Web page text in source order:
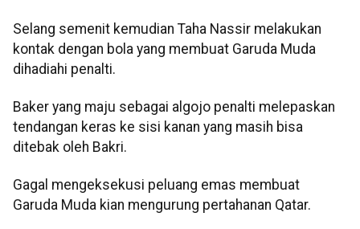
Selang semenit kemudian Taha Nassir melakukan
kontak dengan bola yang membuat Garuda Muda
dihadiahi penalti.
Baker yang maju sebagai algojo penalti melepaskan
tendangan keras ke sisi kanan yang masih bisa
ditebak oleh Bakri.
Gagal mengeksekusi peluang emas membuat
Garuda Muda kian mengurung pertahanan Qatar.